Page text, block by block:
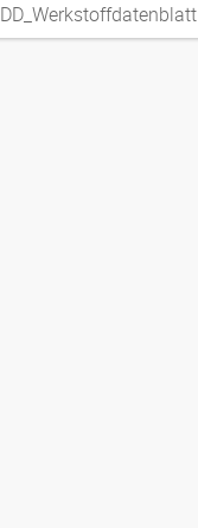
DD_Werkstoffdatenblatt